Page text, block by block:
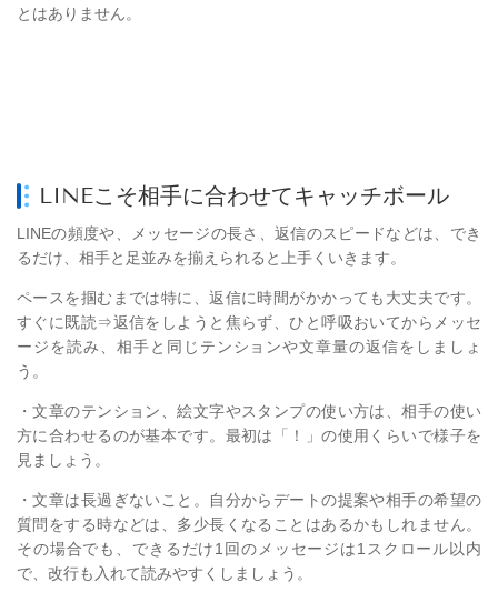
とはありません。
LINEこそ相手に合わせてキャッチボール
LINEの頻度や、メッセージの長さ、返信のスピードなどは、でき
るだけ、相手と足並みを揃えられると上手くいきます。
ペースを掴むまでは特に、返信に時間がかかっても大丈夫です。
すぐに既読⇒返信をしようと焦らず、ひと呼吸おいてからメッセ
ージを読み、相手と同じテンションや文章量の返信をしましょ
う。
・文章のテンション、絵文字やスタンプの使い方は、相手の使い
方に合わせるのが基本です。最初は「！」の使用くらいで様子を
見ましょう。
・文章は長過ぎないこと。自分からデートの提案や相手の希望の
質問をする時などは、多少長くなることはあるかもしれません。
その場合でも、できるだけ1回のメッセージは1スクロール以内
で、改行も入れて読みやすくしましょう。